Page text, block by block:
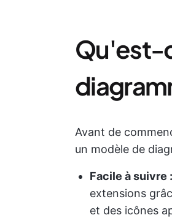
Qu'est-
Avant de
un modèle de
Facile à suivre :
extensions
et des icônes